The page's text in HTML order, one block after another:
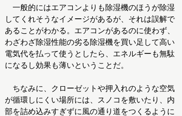
一般的にはエアコンよりも除湿機のほうが除湿
してくれそうなイメージがあるが、それは誤解で
あることがわかる。エアコンがあるのに使わず、
わざわざ除湿性能の劣る除湿機を買い足して高い
電気代を払って使うとしたら、エネルギーも無駄
になるし効果も薄いということだ。
ちなみに、クローゼットや押入れのような空気
が循環しにくい場所には、スノコを敷いたり、内
部を詰め込みすぎずに風の通り道をつくるように